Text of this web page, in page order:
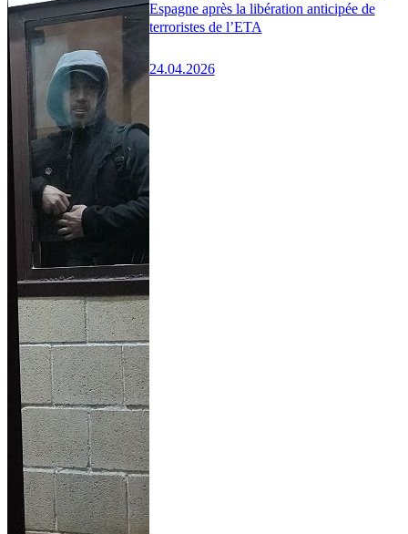
Espagne après la libération anticipée de
terroristes de l’ETA
24.04.2026